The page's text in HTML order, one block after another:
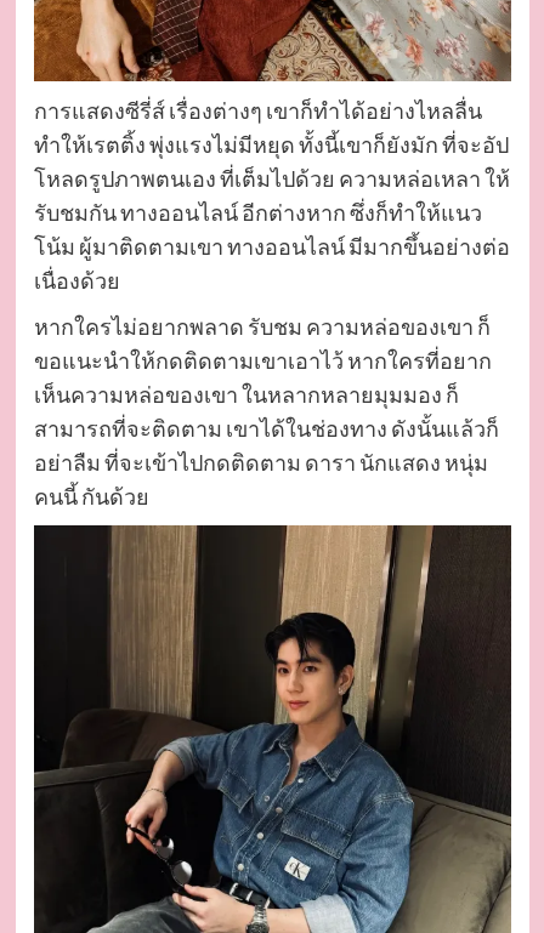
การแสดงซีรี่ส์ เรื่องต่างๆ เขาก็ทำได้อย่างไหลลื่น
ทำให้เรตติ้ง พุ่งแรงไม่มีหยุด ทั้งนี้เขาก็ยังมัก ที่จะอัป
โหลดรูปภาพตนเอง ที่เต็มไปด้วย ความหล่อเหลา ให้
รับชมกัน ทางออนไลน์ อีกต่างหาก ซึ่งก็ทำให้แนว
โน้ม ผู้มาติดตามเขา ทางออนไลน์ มีมากขึ้นอย่างต่อ
เนื่องด้วย
หากใครไม่อยากพลาด รับชม ความหล่อของเขา ก็
ขอแนะนำให้กดติดตามเขาเอาไว้ หากใครที่อยาก
เห็นความหล่อของเขา ในหลากหลายมุมมอง ก็
สามารถที่จะติดตาม เขาได้ในช่องทาง ดังนั้นแล้วก็
อย่าลืม ที่จะเข้าไปกดติดตาม ดารา นักแสดง หนุ่ม
คนนี้ กันด้วย